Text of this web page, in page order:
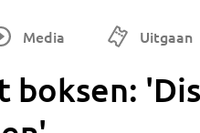
Media Uitgaan
boksen: